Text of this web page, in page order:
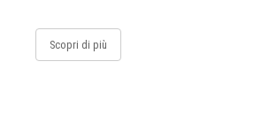
Scopri di più